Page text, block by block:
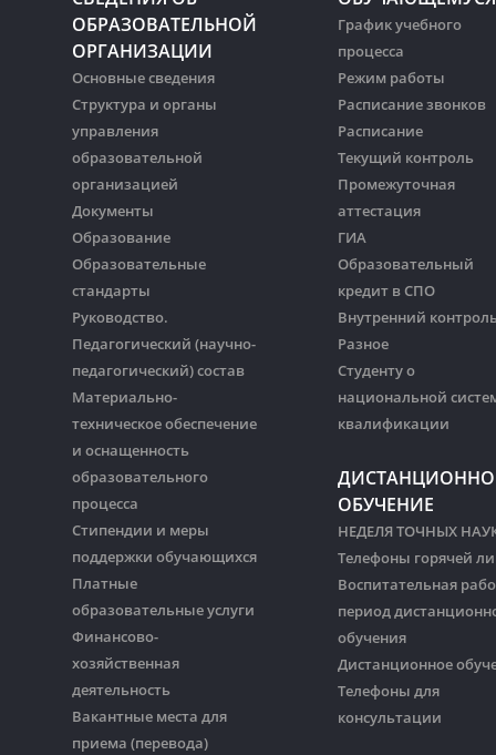
ОБРАЗОВАТЕЛЬНОЙ
ОРГАНИЗАЦИИ
Основные сведения
Структура и органы
управления
образовательной
организацией
Документы
Образование
Образовательные
стандарты
Руководство.
Педагогический (научно-
педагогический) состав
Материально-
техническое обеспечение
и оснащенность
образовательного
процесса
Стипендии и меры
поддержки обучающихся
Платные
образовательные услуги
Финансово-
хозяйственная
деятельность
Вакантные места для
приема (перевода)
График учебного
процесса
Режим работы
Расписание звонков
Расписание
Текущий контроль
Промежуточная
аттестация
ГИА
Образовательный
кредит в СПО
Внутренний
Разное
Студенту о
национальной
квалификации
ОБУЧЕНИЕ
НЕДЕЛЯ ТОЧНЫХ
Телефоны горячей
Воспитательная
период
обучения
Дистанционное
Телефоны для
консультации